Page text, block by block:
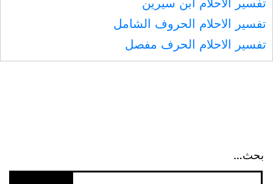
تفسير الأحلام ابن سيرين
تفسير الاحلام الحروف الشامل
تفسير الاحلام الحرف مفصل
بحث…